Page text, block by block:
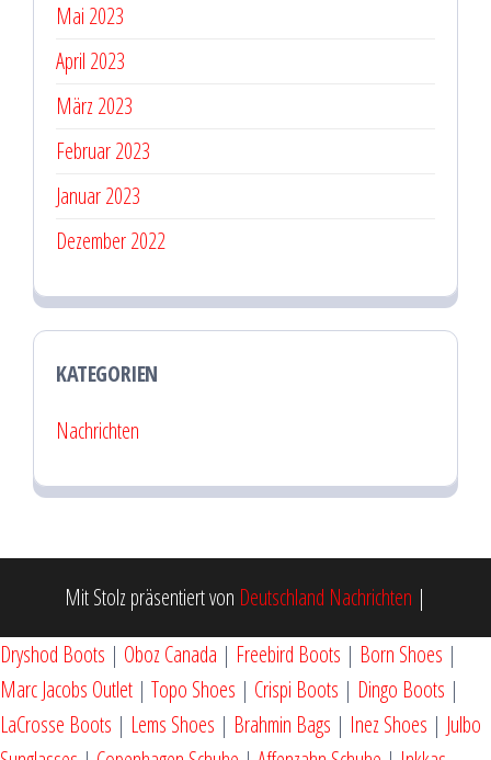
Mai 2023
April 2023
März 2023
Februar 2023
Januar 2023
Dezember 2022
KATEGORIEN
Nachrichten
Mit Stolz präsentiert von Deutschland Nachrichten |
Dryshod Boots | Oboz Canada | Freebird Boots | Born Shoes |
Marc Jacobs Outlet | Topo Shoes | Crispi Boots | Dingo Boots |
LaCrosse Boots | Lems Shoes | Brahmin Bags | Inez Shoes | Julbo